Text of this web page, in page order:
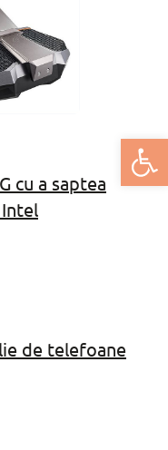
Deschide
cu a saptea
de telefoane